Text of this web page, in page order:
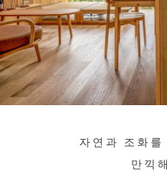
자연과 조화
만끽